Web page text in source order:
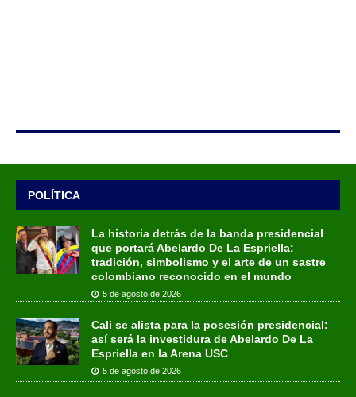
POLÍTICA
La historia detrás de la banda presidencial
que portará Abelardo De La Espriella:
tradición, simbolismo y el arte de un sastre
colombiano reconocido en el mundo
5 de agosto de 2026
Cali se alista para la posesión presidencial:
así será la investidura de Abelardo De La
Espriella en la Arena USC
5 de agosto de 2026